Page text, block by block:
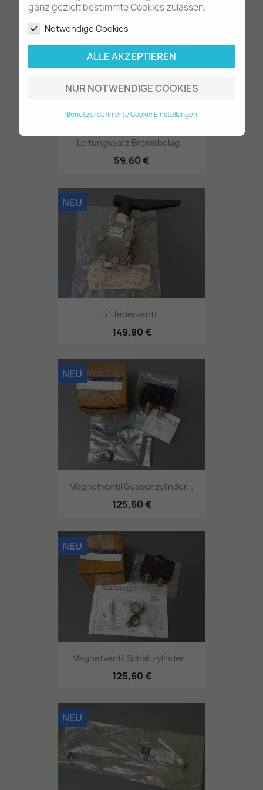
ganz gezielt bestimmte Cookies zulassen.
Notwendige Cookies
ALLE AKZEPTIEREN
NUR NOTWENDIGE COOKIES
Benutzerdefinierte Cookie Einstellungen
Leitungssatz Bremsbelag...
59,60 €
NEU
Luftfederventil...
149,80 €
NEU
Magnetventil Gassenzylinder...
125,60 €
NEU
Magnetventil Schaltzylinder...
125,60 €
NEU
NEU